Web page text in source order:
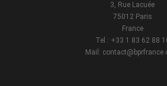
3, Rue Lacuée
75012 Paris
France
Tel : +33 1 83 62 88
Mail: